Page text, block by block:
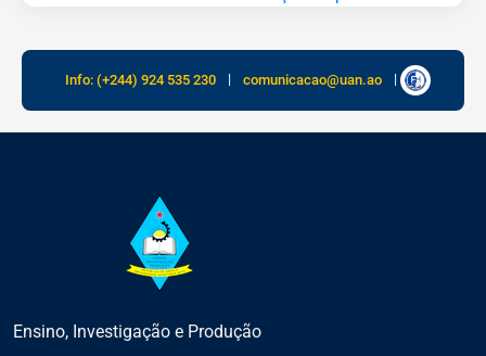
Info: (+244) 924 535 230 | comunicacao@uan.ao |
Ensino, Investigação e Produção